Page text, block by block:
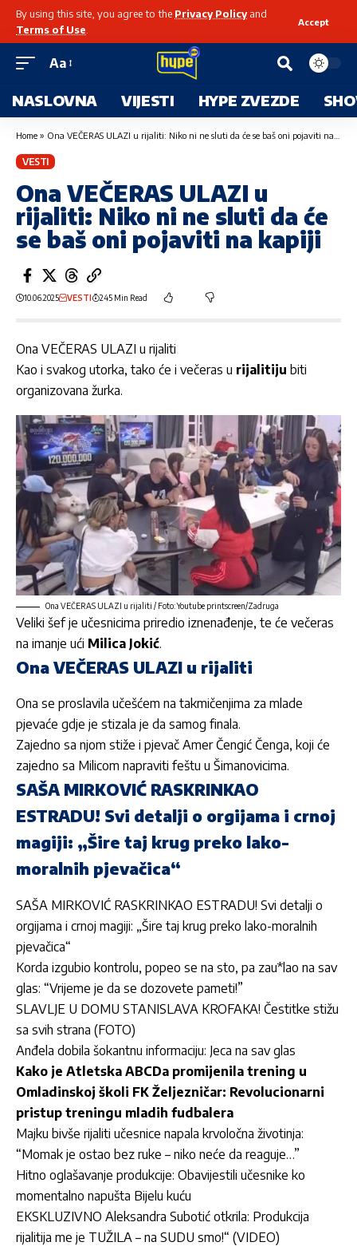
By using this site, you agree to the Privacy Policyand
Terms of Use
Accept
Aa
NASLOVNA VIJESTI HYPE ZVEZDE
Home » Ona VEČERAS ULAZI u rijaliti: Niko ni ne sluti da će se baš oni pojaviti na kapiji
VESTI
Ona VEČERAS ULAZI u
rijaliti: Niko ni ne sluti da će
se baš oni pojaviti na kapiji
10.06.2025 VESTI 245 Min Read
Ona VEČERAS ULAZI u rijaliti
Kao i svakog utorka, tako će i večeras u rijalitiju biti
organizovana žurka.
Ona VEČERAS ULAZI u rijaliti / Foto: Youtube printscreen/Zadruga
Veliki šef je učesnicima priredio iznenađenje, te će večeras
na imanje ući Milica Jokić.
Ona VEČERAS ULAZI u rijaliti
Ona se proslavila učešćem na takmičenjima za mlade
pjevaće gdje je stizala je da samog finala.
Zajedno sa njom stiže i pjevač Amer Čengić Čenga, koji će
zajedno sa Milicom napraviti feštu u Šimanovicima.
SAŠA MIRKOVIĆ RASKRINKAO
ESTRADU! Svi detalji o orgijama i crnoj
magiji: „Šire taj krug preko lako-
moralnih pjevačica“
SAŠA MIRKOVIĆ RASKRINKAO ESTRADU! Svi detalji o
orgijama i crnoj magiji: „Šire taj krug preko lako-moralnih
pjevačica“
Korda izgubio kontrolu, popeo se na sto, pa zau*lao na sav
glas: “Vrijeme je da se dozovete pameti!”
SLAVLJE U DOMU STANISLAVA KROFAKA! Čestitke stižu
sa svih strana (FOTO)
Anđela dobila šokantnu informaciju: Jeca na sav glas
Kako je Atletska ABCDa promijenila trening u
Omladinskoj školi FK Željezničar: Revolucionarni
pristup treningu mladih fudbalera
Majku bivše rijaliti učesnice napala krvoločna životinja:
“Momak je ostao bez ruke – niko neće da reaguje…”
Hitno oglašavanje produkcije: Obavijestili učesnike ko
momentalno napušta Bijelu kuću
EKSKLUZIVNO Aleksandra Subotić otkrila: Produkcija
rijalitija me je TUŽILA – na SUDU smo!“ (VIDEO)